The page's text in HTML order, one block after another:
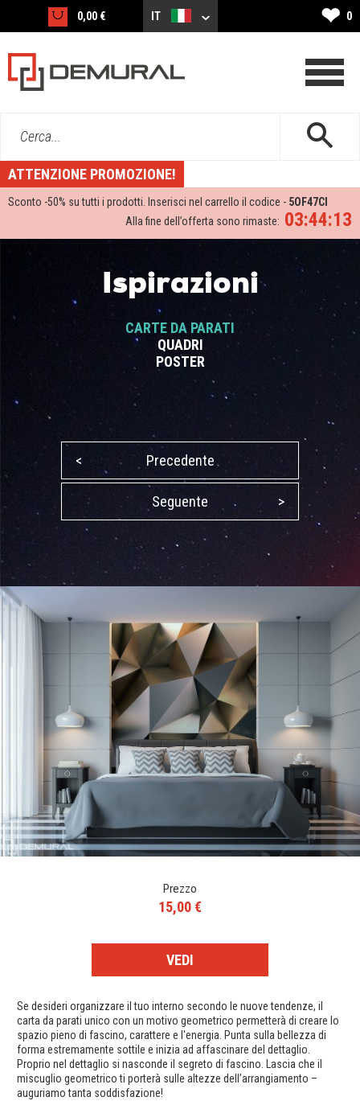
0,00 € IT ❤ 0
Cerca...
ATTENZIONE PROMOZIONE!
Sconto -50% su tutti i prodotti. Inserisci nel carrello il codice - 5OF47CI
03:44:13
Alla fine dell’offerta sono rimaste:
Ispirazioni
CARTE DA PARATI
QUADRI
POSTER
< Precedente
Seguente >
Prezzo
15,00 €
VEDI
Se desideri organizzare il tuo interno secondo le nuove tendenze, il
carta da parati unico con un motivo geometrico permetterà di creare lo
spazio pieno di fascino, carattere e l'energia. Punta sulla bellezza di
forma estremamente sottile e inizia ad affascinare del dettaglio.
Proprio nel dettaglio si nasconde il segreto di fascino. Lascia che il
miscuglio geometrico ti porterà sulle altezze dell’arrangiamento –
auguriamo tanta soddisfazione!